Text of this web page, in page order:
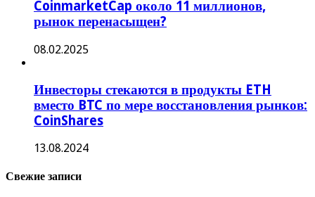
CoinmarketCap около 11 миллионов,
рынок перенасыщен?
08.02.2025
Инвесторы стекаются в продукты ETH
вместо BTC по мере восстановления рынков:
CoinShares
13.08.2024
Свежие записи